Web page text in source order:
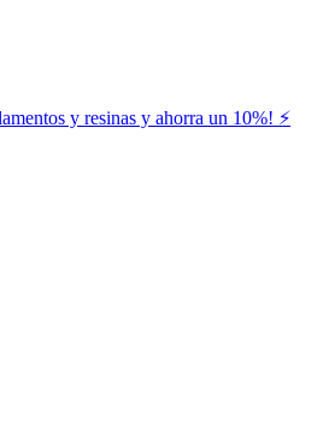
y resinas y ahorra un 10%! ⚡️